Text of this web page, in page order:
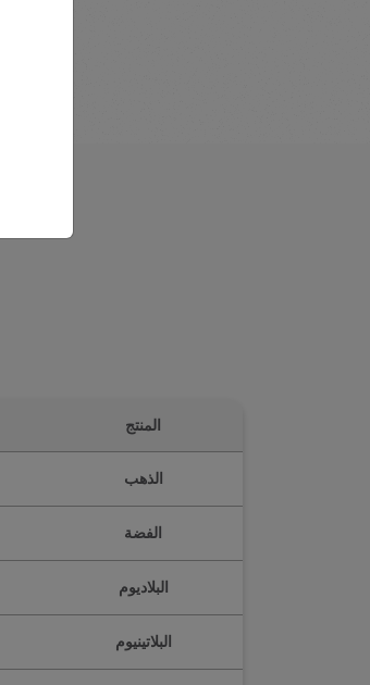
المنتج
الذهب
الفضة
البلاديوم
البلاتينيوم